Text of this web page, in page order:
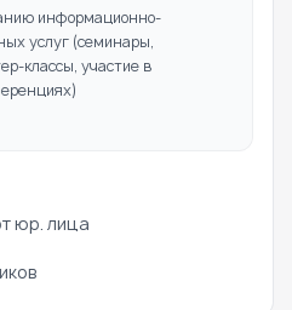
информационно-
услуг(семинары,
классы, участие в
юр. лица